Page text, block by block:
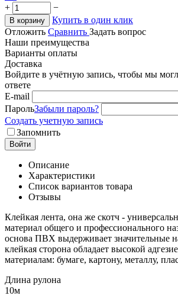
+ −
В корзину
Купить в один клик
Отложить Сравнить Задать вопрос
Наши преимущества
Варианты оплаты
Доставка
Войдите в учётную запись, чтобы мы
ответе
E-mail
ПарольЗабыли пароль?
Создать учетную запись
Запомнить
Войти
Описание
Характеристики
Список вариантов товара
Отзывы
Клейкая лента, она же скотч -
материал общего и профессионального
основа ПВХ выдерживает значительные
клейкая сторона обладает высокой
материалам: бумаге, картону, металлу,
Длина рулона
10м